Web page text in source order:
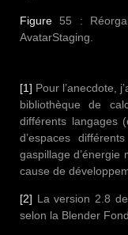
Figure 55 :
AvatarStaging.
[1] Pour l’anecdote,
bibliothèque de
différents langages
d’espaces
gaspillage d’énergie
cause de
[2] La version 2.8
selon la Blender